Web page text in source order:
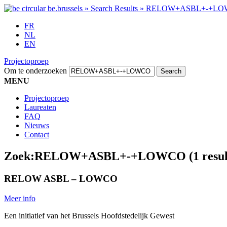
FR
NL
EN
Projectoproep
Om te onderzoeken
MENU
Projectoproep
Laureaten
FAQ
Nieuws
Contact
Zoek:RELOW+ASBL+-+LOWCO (1
RELOW ASBL – LOWCO
Meer info
Een initiatief van het Brussels Hoofdstedelijk Gewest